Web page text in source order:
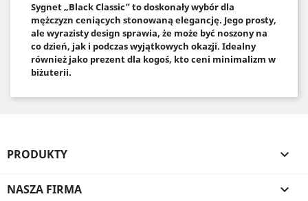
Sygnet „Black Classic” to doskonały wybór dla
mężczyzn ceniących stonowaną elegancję. Jego prosty,
ale wyrazisty design sprawia, że może być noszony na
co dzień, jak i podczas wyjątkowych okazji. Idealny
również jako prezent dla kogoś, kto ceni minimalizm w
biżuterii.
PRODUKTY 
NASZA FIRMA 